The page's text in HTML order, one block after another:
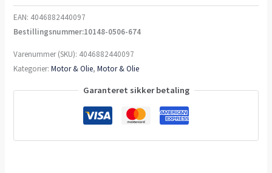
EAN: 4046882440097
Bestillingsnummer:10148-0506-674
Varenummer (SKU): 4046882440097
Kategorier:Motor & Olie,Motor & Olie
Garanteret sikker betaling